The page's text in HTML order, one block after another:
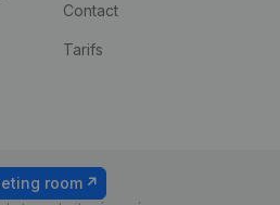
Contact
Tarifs
room